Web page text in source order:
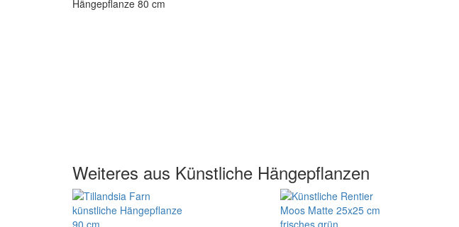
Weiteres aus Künstliche Hängepflanzen